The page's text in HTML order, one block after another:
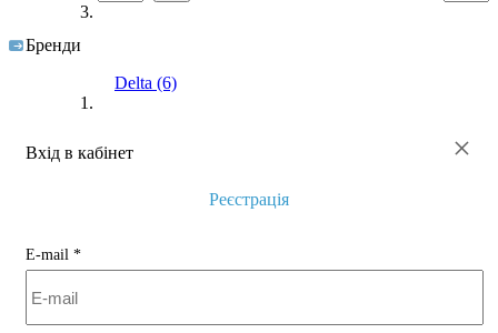
Бренди
Delta (6)
×
Вхід в кабінет
Реєстрація
E-mail *